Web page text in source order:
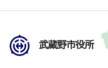
武蔵野市役所